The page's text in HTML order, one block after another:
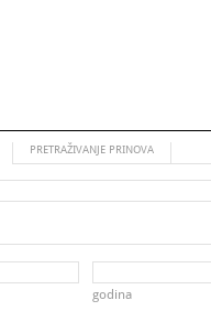
PRETRAŽIVANJE PRINOVA
godina